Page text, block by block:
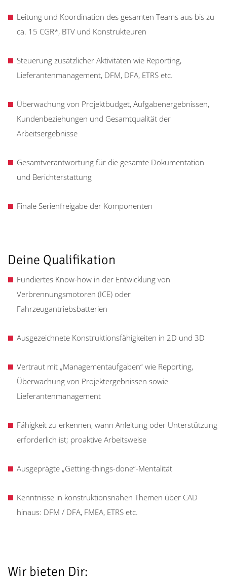
Leitung und Koordination des gesamten Teams aus bis zu
ca. 15 CGR*, BTV und Konstrukteuren
Steuerung zusätzlicher Aktivitäten wie Reporting,
Lieferantenmanagement, DFM, DFA, ETRS etc.
Überwachung von Projektbudget, Aufgabenergebnissen,
Kundenbeziehungen und Gesamtqualität der
Arbeitsergebnisse
Gesamtverantwortung für die gesamte Dokumentation
und Berichterstattung
Finale Serienfreigabe der Komponenten
Deine Qualifikation
Fundiertes Know-how in der Entwicklung von
Verbrennungsmotoren (ICE) oder
Fahrzeugantriebsbatterien
Ausgezeichnete Konstruktionsfähigkeiten in 2D und 3D
Vertraut mit „Managementaufgaben“ wie Reporting,
Überwachung von Projektergebnissen sowie
Lieferantenmanagement
Fähigkeit zu erkennen, wann Anleitung oder Unterstützung
erforderlich ist; proaktive Arbeitsweise
Ausgeprägte „Getting-things-done“-Mentalität
Kenntnisse in konstruktionsnahen Themen über CAD
hinaus: DFM / DFA, FMEA, ETRS etc.
Wir bieten Dir: